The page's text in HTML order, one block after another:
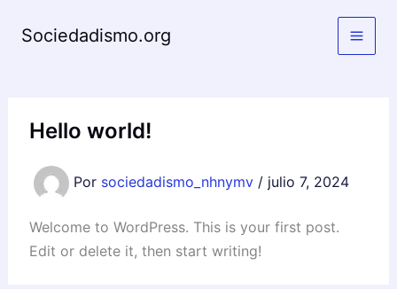
Sociedadismo.org
Hello world!
Por sociedadismo_nhnymv / julio 7, 2024
Welcome to WordPress. This is your first post.
Edit or delete it, then start writing!